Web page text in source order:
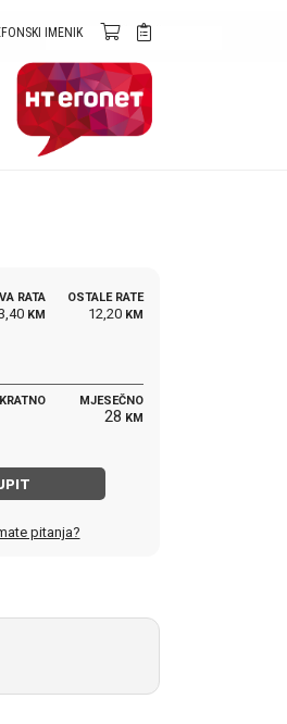
IMENIK
RATA
KM
OSTALE RATE
12,20 KM
MJESEČNO
28 KM
pitanja?